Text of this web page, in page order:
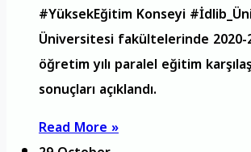
#YüksekEğitim Konseyi
Üniversitesi fakültelerinde
öğretim yılı paralel eğitim
sonuçları açıklandı.
Read More »